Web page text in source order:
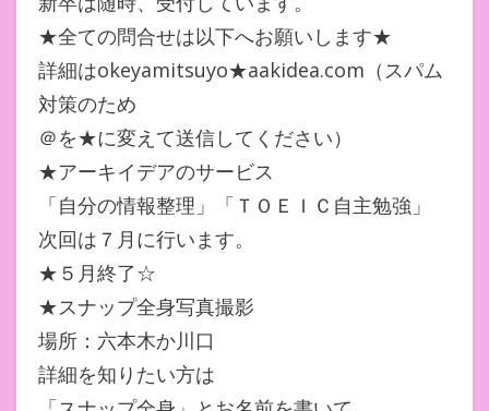
★全ての問合せは以下へお願いします★
詳細はokeyamitsuyo★aakidea.com（スパム
対策のため
＠を★に変えて送信してください）
★アーキイデアのサービス
「自分の情報整理」「ＴＯＥＩＣ自主勉強」
次回は７月に行います。
★５月終了☆
★スナップ全身写真撮影
場所：六本木か川口
詳細を知りたい方は